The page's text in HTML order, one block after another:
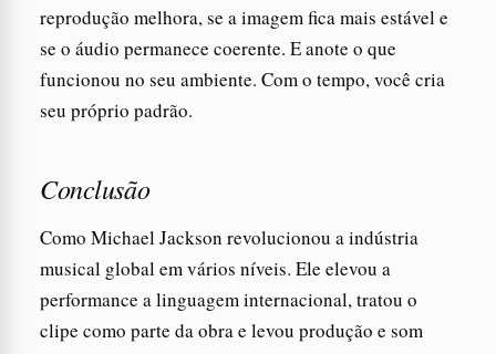
reprodução melhora, se a imagem fica mais estável e
se o áudio permanece coerente. E anote o que
funcionou no seu ambiente. Com o tempo, você cria
seu próprio padrão.
Conclusão
Como Michael Jackson revolucionou a indústria
musical global em vários níveis. Ele elevou a
performance a linguagem internacional, tratou o
clipe como parte da obra e levou produção e som